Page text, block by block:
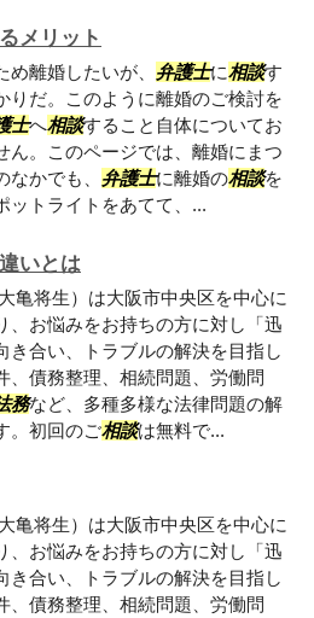
メリット
め離婚したいが、 弁護士に相談す
りだ。このように離婚のご検討を
士へ相談すること自体についてお
ん。このページでは、離婚にまつ
かでも、 弁護士に離婚の相談を
ットライトをあてて、...
いとは
亀将生）は大阪市中央区を中心に
、お悩みをお持ちの方に対し「迅
き合い、トラブルの解決を目指し
、債務整理、相続問題、労働問
務など、多種多様な法律問題の解
。初回のご相談は無料で...
亀将生）は大阪市中央区を中心に
、お悩みをお持ちの方に対し「迅
き合い、トラブルの解決を目指し
、債務整理、相続問題、労働問